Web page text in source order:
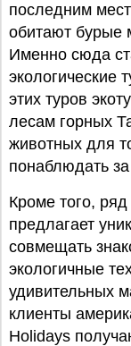
последним
обитают бурые
Именно сюда
экологические
этих туров
лесам горных
животных для
понаблюдать
Кроме того,
предлагает
совмещать
экологичные
удивительных
клиенты
Holidays